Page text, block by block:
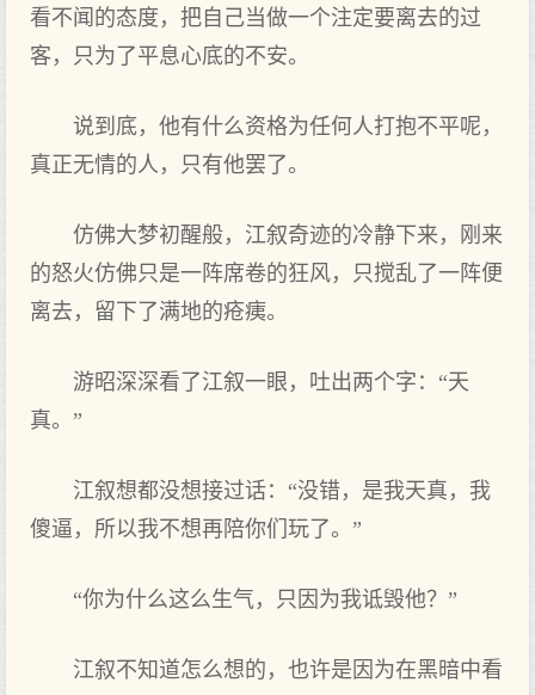
看不闻的态度，把自己当做一个注定要离去的过
客，只为了平息心底的不安。
说到底，他有什么资格为任何人打抱不平呢，
真正无情的人，只有他罢了。
仿佛大梦初醒般，江叙奇迹的冷静下来，刚来
的怒火仿佛只是一阵席卷的狂风，只搅乱了一阵便
离去，留下了满地的疮痍。
游昭深深看了江叙一眼，吐出两个字：“天
真。”
江叙想都没想接过话：“没错，是我天真，我
傻逼，所以我不想再陪你们玩了。”
“你为什么这么生气，只因为我诋毁他？”
江叙不知道怎么想的，也许是因为在黑暗中看